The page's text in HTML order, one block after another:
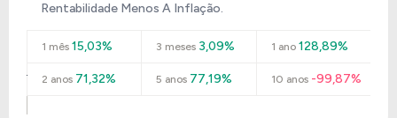
Rentabilidade Menos A Inflação.
1 mês 15,03% 3 meses 3,09% 1 ano128,89%
2 anos 71,32% 5 anos 77,19% 10 anos-99,87%